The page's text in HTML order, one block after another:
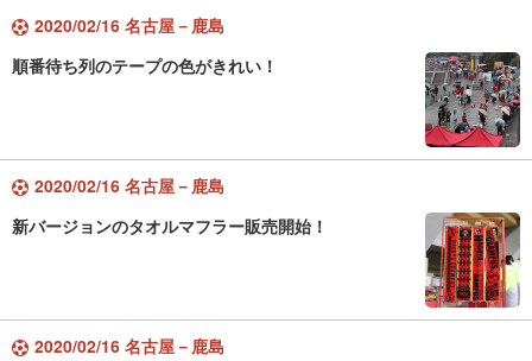
2020/02/16 名古屋－鹿島
順番待ち列のテープの色がきれい！
2020/02/16 名古屋－鹿島
新バージョンのタオルマフラー販売開始！
2020/02/16 名古屋－鹿島